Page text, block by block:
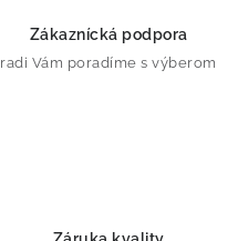
Zákaznícká podpora
radi Vám poradíme s výberom